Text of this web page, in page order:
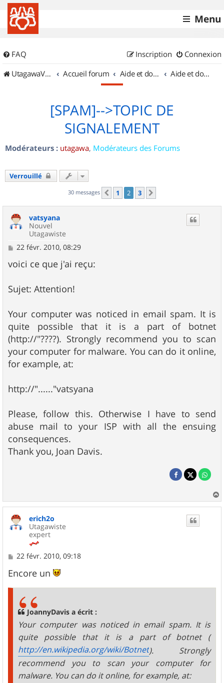
Menu
FAQ Connexion
Inscription
UtagawaVTT (Randos VTT et VTTAE avec traces GPS)
Accueil forum Aide et documentation Aide et documentation
[SPAM]-->TOPIC DE
SIGNALEMENT
Modérateurs : utagawa, Modérateurs des Forums
Verrouillé
30 messages Précédent
1 2 3
vatsyana
Nouvel
Utagawiste
M
s
s
g
e
22 févr. 2010, 08:29
voici ce que j'ai reçu:
Sujet: Attention!
Your computer was noticed in email spam. It is
quite possible that it is a part of botnet
(http://"????). Strongly recommend you to scan
your computer for malware. You can do it online,
for example, at:
http://"......"vatsyana
Please, follow this. Otherwise I have to send
abuse mail to your ISP with all the ensuing
consequences.
Thank you, Joan Davis.
a
erich2o
Utagawiste
expert
M
s
s
a
22 févr. 2010, 09:18
Encore un
JoannyDavis a écrit :
Your computer was noticed in email spam. It is
quite possible that it is a part of botnet (
http://en.wikipedia.org/wiki/Botnet). Strongly
recommend you to scan your computer for
malware. You can do it online, for example, at: